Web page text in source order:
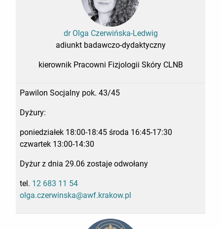
dr Olga Czerwińska-Ledwig
adiunkt badawczo-dydaktyczny
kierownik Pracowni Fizjologii Skóry CLNB
Pawilon Socjalny pok. 43/45
Dyżury:
poniedziałek 18:00-18:45 środa 16:45-17:30
czwartek 13:00-14:30
Dyżur z dnia 29.06 zostaje odwołany
tel. 12 683 11 54
olga.czerwinska@awf.krakow.pl